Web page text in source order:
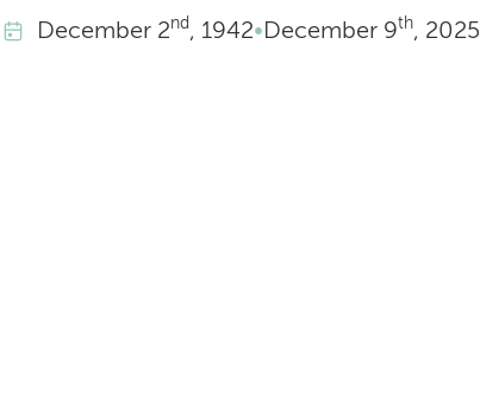
December 2nd, 1942•December 9th, 2025